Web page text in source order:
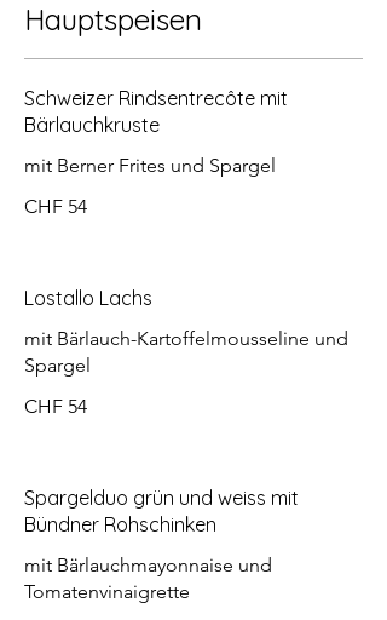
Hauptspeisen
Schweizer Rindsentrecôte mit
Bärlauchkruste
mit Berner Frites und Spargel
CHF 54
Lostallo Lachs
mit Bärlauch-Kartoffelmousseline und
Spargel
CHF 54
Spargelduo grün und weiss mit
Bündner Rohschinken
mit Bärlauchmayonnaise und
Tomatenvinaigrette